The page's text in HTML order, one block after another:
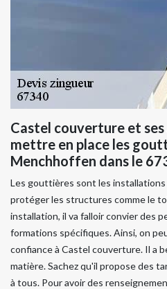
Castel couverture et
mettre en place les
Menchhoffen dans le
Les gouttières sont les
protéger les structures comme le
installation, il va falloir convier des
formations spécifiques. Ainsi, on
confiance à Castel couverture. Il a
matière. Sachez qu'il propose des
à tous. Pour avoir des